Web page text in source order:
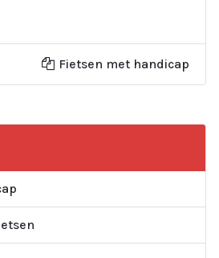
Fietsen met handicap